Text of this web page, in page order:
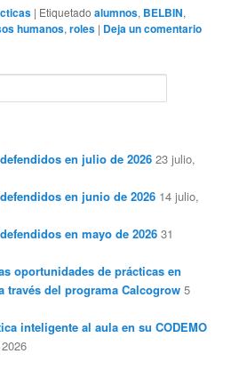
| Etiquetado alumnos, BELBIN,
humanos,roles | Deja un comentario
en julio de 2026 23 julio,
en junio de 2026 14 julio,
en mayo de 2026 31
oportunidades de prácticas en
través del programa Calcogrow 5
inteligente al aula en su CODEMO